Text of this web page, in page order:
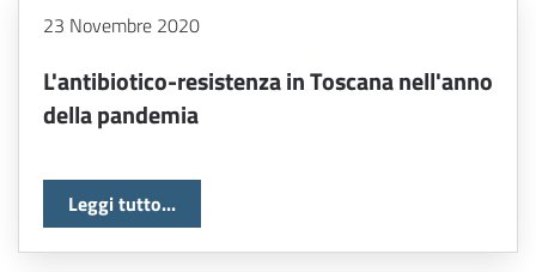
23 Novembre 2020
L'antibiotico-resistenza in Toscana nell'anno
della pandemia
Leggi tutto...